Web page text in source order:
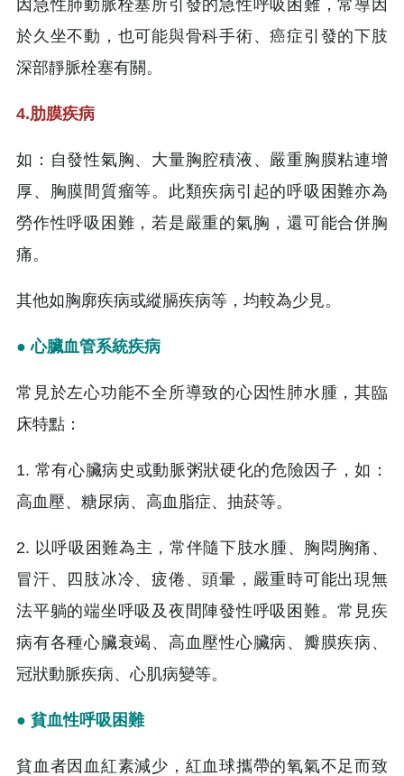
因急性肺動脈栓塞所引發的急性呼吸困難，常導因
於久坐不動，也可能與骨科手術、癌症引發的下肢
深部靜脈栓塞有關。
4.肋膜疾病
如：自發性氣胸、大量胸腔積液、嚴重胸膜粘連增
厚、胸膜間質瘤等。此類疾病引起的呼吸困難亦為
勞作性呼吸困難，若是嚴重的氣胸，還可能合併胸
痛。
其他如胸廓疾病或縱膈疾病等，均較為少見。
● 心臟血管系統疾病
常見於左心功能不全所導致的心因性肺水腫，其臨
床特點：
1. 常有心臟病史或動脈粥狀硬化的危險因子，如：
高血壓、糖尿病、高血脂症、抽菸等。
2. 以呼吸困難為主，常伴隨下肢水腫、胸悶胸痛、
冒汗、四肢冰冷、疲倦、頭暈，嚴重時可能出現無
法平躺的端坐呼吸及夜間陣發性呼吸困難。常見疾
病有各種心臟衰竭、高血壓性心臟病、瓣膜疾病、
冠狀動脈疾病、心肌病變等。
● 貧血性呼吸困難
貧血者因血紅素減少，紅血球攜帶的氧氣不足而致